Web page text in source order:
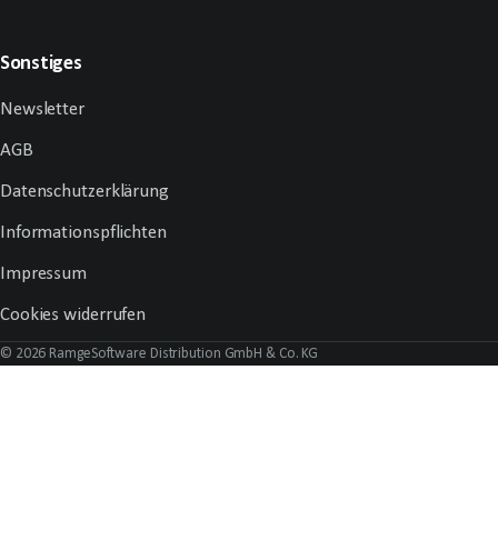
Sonstiges
Newsletter
AGB
Datenschutzerklärung
Informationspflichten
Impressum
Cookies widerrufen
© 2026 RamgeSoftware Distribution GmbH & Co. KG